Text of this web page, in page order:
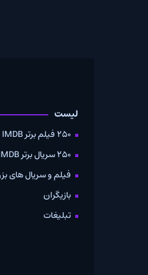
فیلم و سریال های بزودی